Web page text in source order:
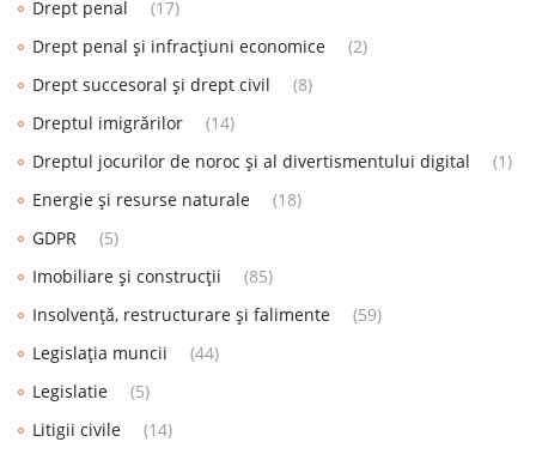
Drept penal
(17)
Drept penal și infracțiuni economice
(2)
Drept succesoral și drept civil
(8)
Dreptul imigrărilor
(14)
Dreptul jocurilor de noroc și al divertismentului digital
(1)
Energie și resurse naturale
(18)
GDPR
(5)
Imobiliare și construcții
(85)
Insolvență, restructurare și falimente
(59)
Legislația muncii
(44)
Legislatie
(5)
Litigii civile
(14)